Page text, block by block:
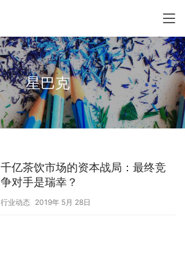
星巴克
千亿茶饮市场的资本战局：最终竞
争对手是瑞幸？
行业动态 2019年 5月 28日